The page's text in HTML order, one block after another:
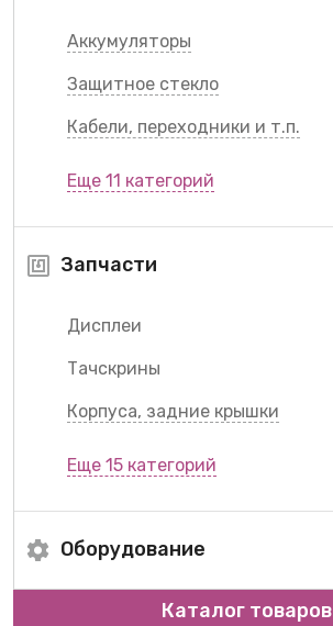
Аккумуляторы
Защитное стекло
Кабели, переходники и т.п.
Еще 11 категорий
Запчасти
Дисплеи
Тачскрины
Корпуса, задние крышки
Еще 15 категорий
Оборудование
Каталог товаров